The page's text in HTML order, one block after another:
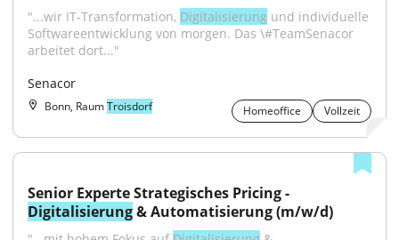
"...wir IT-Transformation, Digitalisierung und individuelle
Softwareentwicklung von morgen. Das \#TeamSenacor
arbeitet dort..."
Senacor
Bonn, RaumTroisdorf Homeoffice Vollzeit
Digitalisierung & Automatisierung (m/w/d)